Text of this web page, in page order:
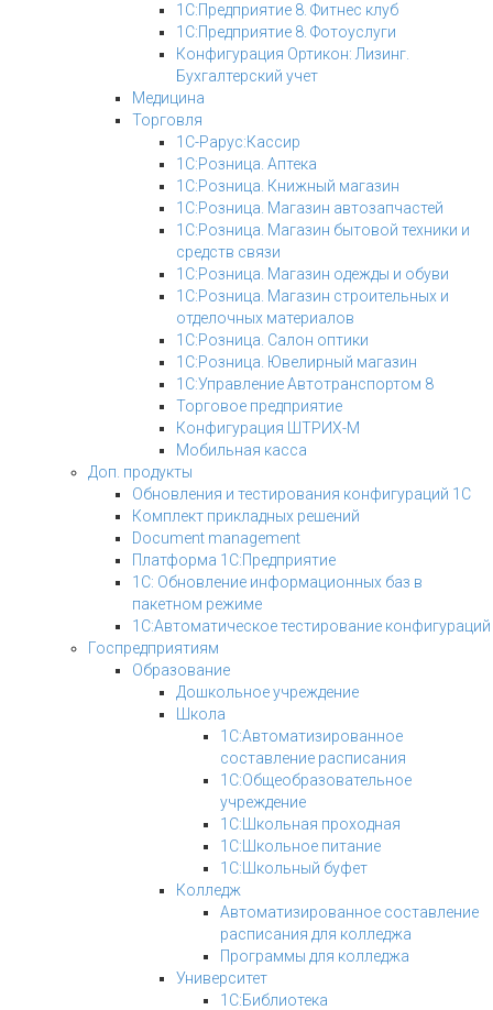
1С:Предприятие 8. Фитнес клуб
1С:Предприятие 8. Фотоуслуги
Конфигурация Ортикон: Лизинг.
Бухгалтерский учет
Медицина
Торговля
1С-Рарус:Кассир
1С:Розница. Аптека
1С:Розница. Книжный магазин
1С:Розница. Магазин автозапчастей
1С:Розница. Магазин бытовой техники и
средств связи
1С:Розница. Магазин одежды и обуви
1С:Розница. Магазин строительных и
отделочных материалов
1С:Розница. Салон оптики
1С:Розница. Ювелирный магазин
1С:Управление Автотранспортом 8
Торговое предприятие
Конфигурация ШТРИХ-М
Мобильная касса
Доп. продукты
Обновления и тестирования конфигураций 1С
Комплект прикладных решений
Document management
Платформа 1С:Предприятие
1С: Обновление информационных баз в
пакетном режиме
1С:Автоматическое тестирование конфигураций
Госпредприятиям
Образование
Дошкольное учреждение
Школа
1С:Автоматизированное
составление расписания
1С:Общеобразовательное
учреждение
1С:Школьная проходная
1С:Школьное питание
1С:Школьный буфет
Колледж
Автоматизированное составление
расписания для колледжа
Программы для колледжа
Университет
1С:Библиотека